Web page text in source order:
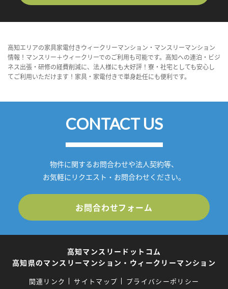
高知エリアの家具家電付きウィークリーマンション・マンスリーマンション
情報！マンスリー＋ウィークリーでのご利用も可能です。高知への連泊・ビジ
ネス出張・研修の経費削減に、法人様にも大好評！寮・社宅としても安心し
てご利用いただけます！家具・家電付きで単身赴任にも便利です。
CONTACT US
物件に関するお問合わせや法人契約等、
お気軽にリクエスト・お問合わせください。
お問合わせフォーム
高知マンスリードットコム
高知県のマンスリーマンション・ウィークリーマンション
関連リンク サイトマップ プライバシーポリシー